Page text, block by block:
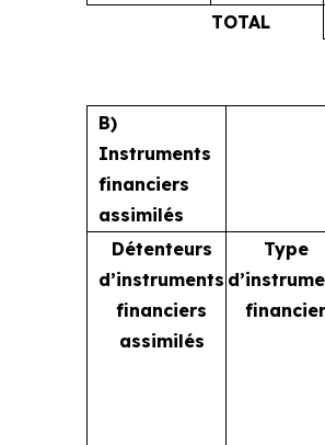
TOTAL
B)
Instruments
financiers
assimilés
Détenteurs
d’instruments
financiers
assimilés
Type
financier